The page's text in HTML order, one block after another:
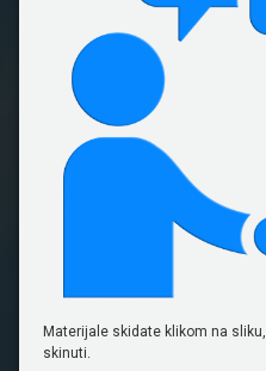
Materijale skidate klikom na
skinuti.